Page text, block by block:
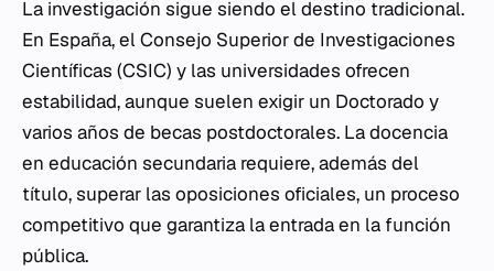
La investigación sigue siendo el destino tradicional.
En España, el Consejo Superior de Investigaciones
Científicas (CSIC) y las universidades ofrecen
estabilidad, aunque suelen exigir un Doctorado y
varios años de becas postdoctorales. La docencia
en educación secundaria requiere, además del
título, superar las oposiciones oficiales, un proceso
competitivo que garantiza la entrada en la función
pública.